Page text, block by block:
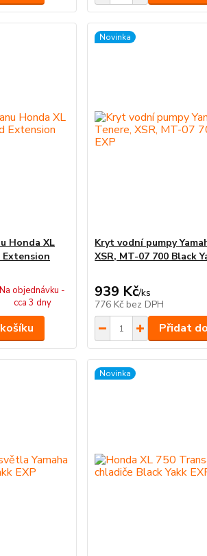
Honda XL
Extension
Na objednávku -
cca 3 dny
Novinka
Kryt vodní pumpy
XSR, MT-07 700 Black
939 Kč/ks
776 Kč bez DPH
Přidat
Novinka